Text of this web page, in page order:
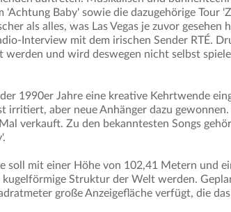
'Achtung Baby' sowie die dazugehörige Tour
als alles, was Las Vegas je zuvor gesehen
Interview mit dem irischen Sender RTÉ.
werden und wird deswegen nicht selbst
1990er Jahre eine kreative Kehrtwende
irritiert, aber neue Anhänger dazu gewonnen.
verkauft. Zu den bekanntesten Songs
soll mit einer Höhe von 102,41 Metern und
Struktur der Welt werden.
große Anzeigefläche verfügt, die das